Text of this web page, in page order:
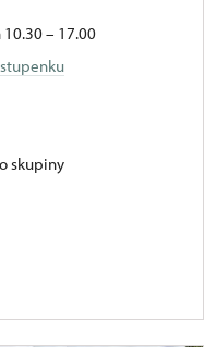
– 17.00
skupiny